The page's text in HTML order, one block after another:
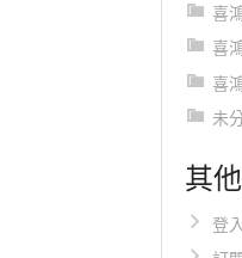
喜
喜
喜
未
其
登入